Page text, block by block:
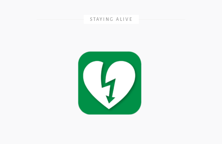
STAYING ALIVE